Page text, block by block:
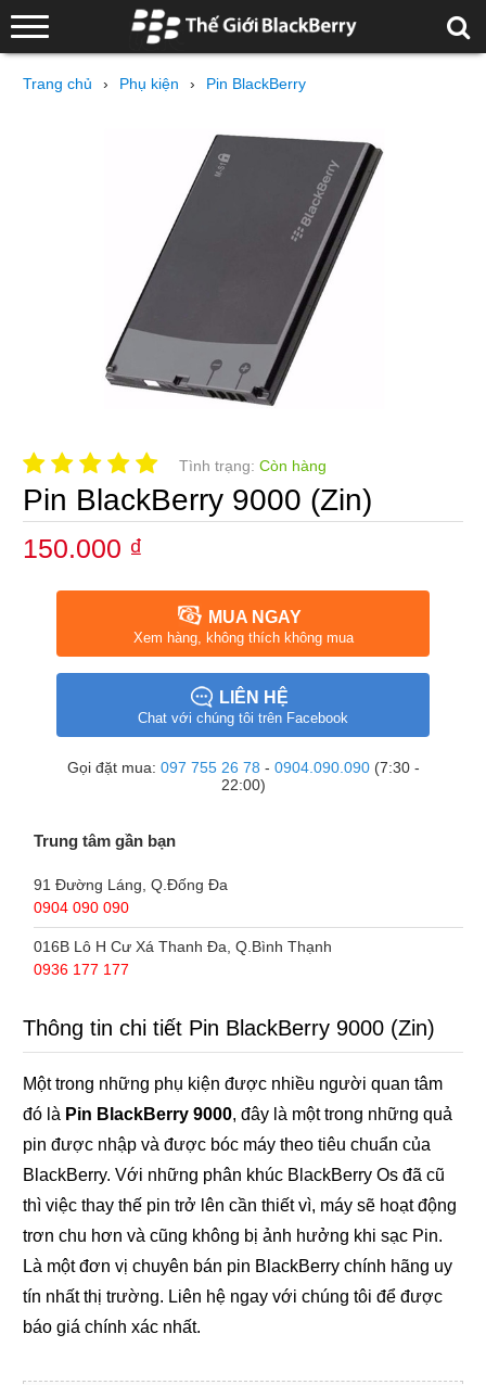
Trang chủ › Phụ kiện › Pin BlackBerry
Tình trạng:Còn hàng
Pin BlackBerry 9000 (Zin)
150.000 ₫
MUA NGAY
Xem hàng, không thích không mua
LIÊN HỆ
Chat với chúng tôi trên Facebook
Gọi đặt mua: 097 755 26 78 - 0904.090.090(7:30 -
22:00)
Trung tâm gần bạn
91 Đường Láng, Q.Đống Đa
0904 090 090
016B Lô H Cư Xá Thanh Đa, Q.Bình Thạnh
0936 177 177
Thông tin chi tiết Pin BlackBerry 9000 (Zin)
Một trong những phụ kiện được nhiều người quan tâm
đó là Pin BlackBerry 9000, đây là một trong những quả
pin được nhập và được bóc máy theo tiêu chuẩn của
BlackBerry. Với những phân khúc BlackBerry Os đã cũ
thì việc thay thế pin trở lên cần thiết vì, máy sẽ hoạt động
trơn chu hơn và cũng không bị ảnh hưởng khi sạc Pin.
Là một đơn vị chuyên bán pin BlackBerry chính hãng uy
tín nhất thị trường. Liên hệ ngay với chúng tôi để được
báo giá chính xác nhất.